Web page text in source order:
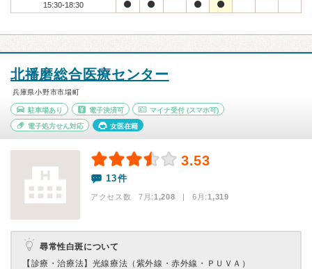
15:30-18:30
北播磨総合医療センター
兵庫県小野市市場町
駐車場あり 電子決済可 マイナ受付 (スマホ可)
電子処方せん対応 女医在籍
3.53
13件
アクセス数 7月:1,208 | 6月:1,319
尋常性白斑について
【診療・治療法】 光線療法（紫外線・赤外線・ＰＵＶＡ）